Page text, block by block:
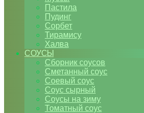
Пастила
Пудинг
Сорбет
Тирамису
Халва
СОУСЫ
Сборник соусов
Сметанный соус
Соевый соус
Соус сырный
Соусы на зиму
Томатный соус